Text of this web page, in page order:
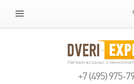
Магазин входных и
+7 (495) 975-